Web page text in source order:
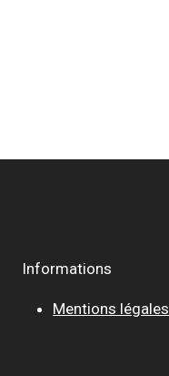
Informations
Mentions légales